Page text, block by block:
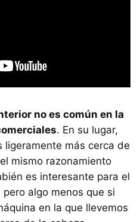
no es común en la
. En su lugar,
más cerca de
mismo razonamiento
es interesante para el
algo menos que si
en la que llevemos